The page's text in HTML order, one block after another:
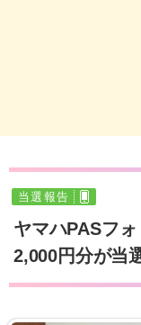
当選報告
ヤマハPASフ
2,000円分が当